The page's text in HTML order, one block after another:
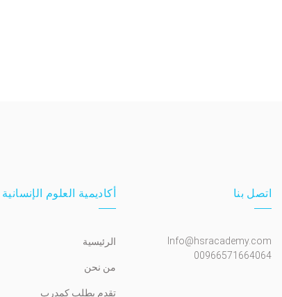
اتصل بنا
Info@hsracademy.com
00966571664064
أكاديمية العلوم الإنسانية
الرئيسية
من نحن
تقدم بطلب كمدرب